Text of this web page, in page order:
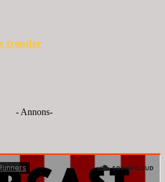
trender
- Annons-